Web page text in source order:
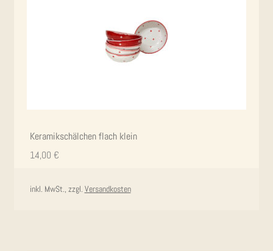
Kera­mik­schäl­chen flach klein
14,00 €
inkl. MwSt., zzgl. Versandkosten